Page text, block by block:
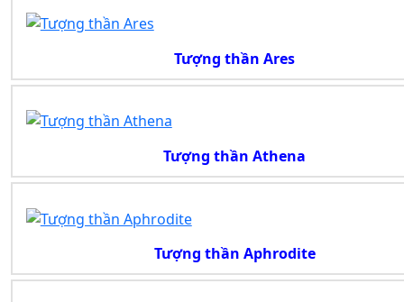
Tượng thần Ares
Tượng thần Athena
Tượng thần Aphrodite